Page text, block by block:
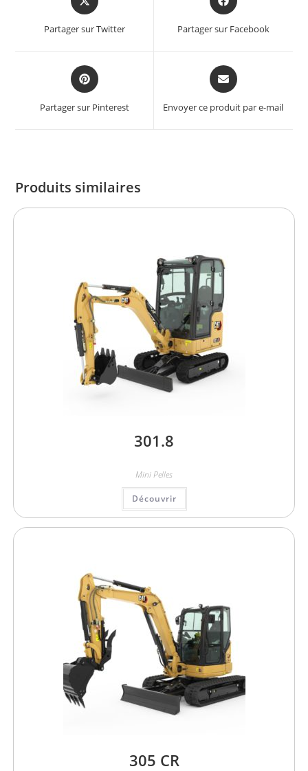
Partager sur Twitter Partager sur Facebook
Partager sur Pinterest Envoyer ce produit par e-mail
Produits similaires
301.8
Mini Pelles
Découvrir
305 CR